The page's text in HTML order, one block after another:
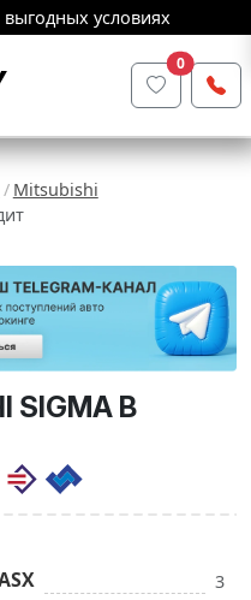
условиях
0
Mitsubishi
SIGMA В
3